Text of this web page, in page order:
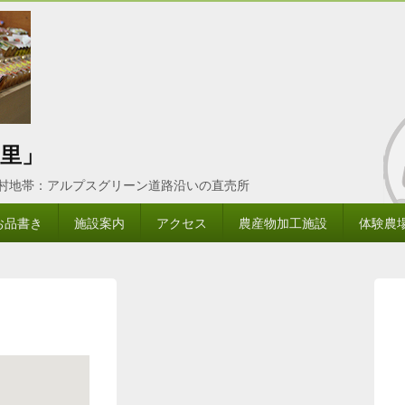
」
地帯：アルプスグリーン道路沿いの直売所
書き 施設案内 アクセス 農産物加工施設 体験農